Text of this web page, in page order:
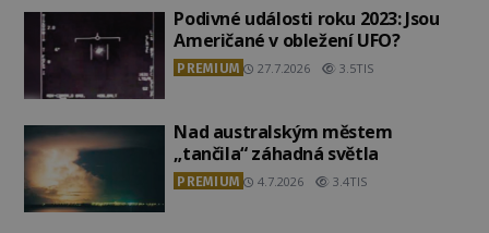
Podivné události roku 2023: Jsou
Američané v obležení UFO?
PREMIUM 27.7.2026 3.5TIS
Nad australským městem
„tančila“ záhadná světla
PREMIUM 4.7.2026 3.4TIS